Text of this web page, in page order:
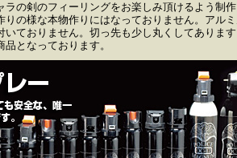
ラの剣のフィーリングをお楽しみ頂けるよう制
りの様な本物作りにはなっておりません。アル
いておりません。切っ先も少し丸くしてありま
となっております。